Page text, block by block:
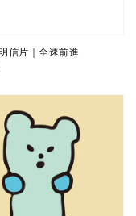
信片｜全速前進